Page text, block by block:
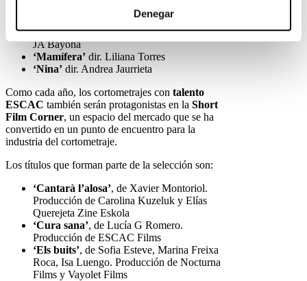
Denegar
dir. Dani de la Orden
dir. Pau Teixidor
‘Free falling’dir. Laura Jou Producida por
JA Bayona
‘Mamífera’ dir. Liliana Torres
‘Nina’ dir. Andrea Jaurrieta
Como cada año, los cortometrajes con talento
ESCAC también serán protagonistas en la Short
Film Corner, un espacio del mercado que se ha
convertido en un punto de encuentro para la
industria del cortometraje.
Los títulos que forman parte de la selección son:
‘Cantarà l’alosa’, de Xavier Montoriol.
Producción de Carolina Kuzeluk y Elías
Querejeta Zine Eskola
‘Cura sana’, de Lucía G Romero.
Producción de ESCAC Films
‘Els buits’, de Sofia Esteve, Marina Freixa
Roca, Isa Luengo. Producción de Nocturna
Films y Vayolet Films